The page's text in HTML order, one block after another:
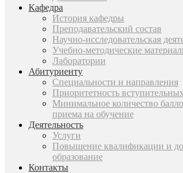
Кафедра
История кафедры
Преподавательский состав
Научно-исследовательская
Учебно-методические
Лаборатории
Абитуриенту
Специальности и направления
Приоритетность
Минимальное количество
приема на обучение
Деятельность
Услуги
Повышение квалификации и
образование
Контакты